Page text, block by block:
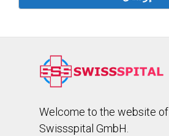
Welcome to the website of
Swissspital GmbH.